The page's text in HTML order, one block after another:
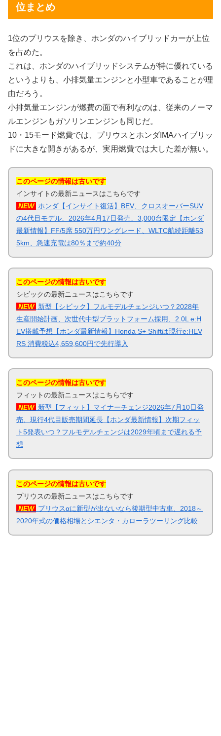
位まとめ
1位のプリウスを除き、ホンダのハイブリッドカーが上位
を占めた。
これは、ホンダのハイブリッドシステムが特に優れている
というよりも、小排気量エンジンと小型車であることが理
由だろう。
小排気量エンジンが燃費の面で有利なのは、従来のノーマ
ルエンジンもガソリンエンジンも同じだ。
10・15モード燃費では、プリウスとホンダIMAハイブリッ
ドに大きな開きがあるが、実用燃費では大した差が無い。
このページの情報は古いです
インサイトの最新ニュースはこちらです
NEW ホンダ【インサイト復活】BEV、クロスオーバーSUV
の4代目モデル、2026年4月17日発売、3,000台限定【ホンダ
最新情報】FF/5席 550万円ワングレード、WLTC航続距離53
5km、急速充電は80％まで約40分
このページの情報は古いです
シビックの最新ニュースはこちらです
NEW 新型【シビック】フルモデルチェンジいつ？2028年
生産開始計画、次世代中型プラットフォーム採用、2.0L e:H
EV搭載予想【ホンダ最新情報】Honda S+ Shiftは現行e:HEV
RS 消費税込4,659,600円で先行導入
このページの情報は古いです
フィットの最新ニュースはこちらです
NEW 新型【フィット】マイナーチェンジ2026年7月10日発
売、現行4代目販売期間延長【ホンダ最新情報】次期フィッ
ト5発表いつ？フルモデルチェンジは2029年頃まで遅れる予
想
このページの情報は古いです
プリウスの最新ニュースはこちらです
NEW プリウスαに新型が出ないなら後期型中古車、2018～
2020年式の価格相場とシエンタ・カローラツーリング比較